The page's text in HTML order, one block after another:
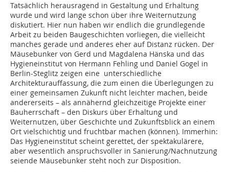
Tatsächlich herausragend in Gestaltung und Erhaltung
wurde und wird lange schon über ihre Weiternutzung
diskutiert. Hier nun haben wir endlich die grundlegende
Arbeit zu beiden Baugeschichten vorliegen, die vielleicht
manches gerade und anderes eher auf Distanz rücken. Der
Mäusebunker von Gerd und Magdalena Hänska und das
Hygieneinstitut von Hermann Fehling und Daniel Gogel in
Berlin-Steglitz zeigen eine unterschiedliche
Architekturauffassung, die zum einen die Überlegungen zu
einer gemeinsamen Zukunft nicht leichter machen, beide
andererseits – als annähernd gleichzeitige Projekte einer
Bauherrschaft – den Diskurs über Erhaltung und
Weiternutzen, über Geschichte und Zukunftsblick an einem
Ort vielschichtig und fruchtbar machen (können). Immerhin:
Das Hygieneinstitut scheint gerettet, der spektakulärere,
aber wesentlich anspruchsvoller in Sanierung/Nachnutzung
seiende Mäusebunker steht noch zur Disposition.